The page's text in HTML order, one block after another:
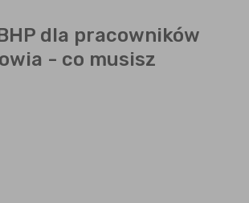
dla pracowników
- co musisz